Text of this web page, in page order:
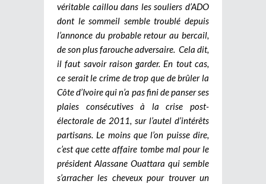
véritable caillou dans les souliers d’ADO
dont le sommeil semble troublé depuis
l’annonce du probable retour au bercail,
de son plus farouche adversaire. Cela dit,
il faut savoir raison garder. En tout cas,
ce serait le crime de trop que de brûler la
Côte d’Ivoire qui n’a pas fini de panser ses
plaies consécutives à la crise post-
électorale de 2011, sur l’autel d’intérêts
partisans. Le moins que l’on puisse dire,
c’est que cette affaire tombe mal pour le
président Alassane Ouattara qui semble
s’arracher les cheveux pour trouver un